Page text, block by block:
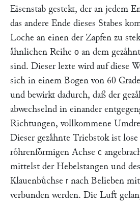
Eisenstab gestekt, der an jedem
das andere Ende dieses Stabes
Loche an einen der Zapfen zu
aͤhnlichen Reihe o an dem
sind. Dieser lezte wird auf diese
sich in einem Bogen von 60
und bewirkt dadurch, daß der
abwechselnd in einander
Richtungen, vollkommene
Dieser gezaͤhnte Triebstok ist lose
roͤhrenfoͤrmigen Achse c
mittelst der Hebelstangen und
Klauenbuͤchse r nach Belieben
verbunden werden. Die Luft